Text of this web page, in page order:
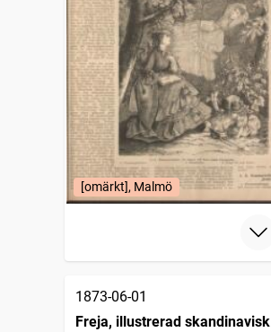
[omärkt], Malmö
1873-06-01
Freja, illustrerad skandinavisk